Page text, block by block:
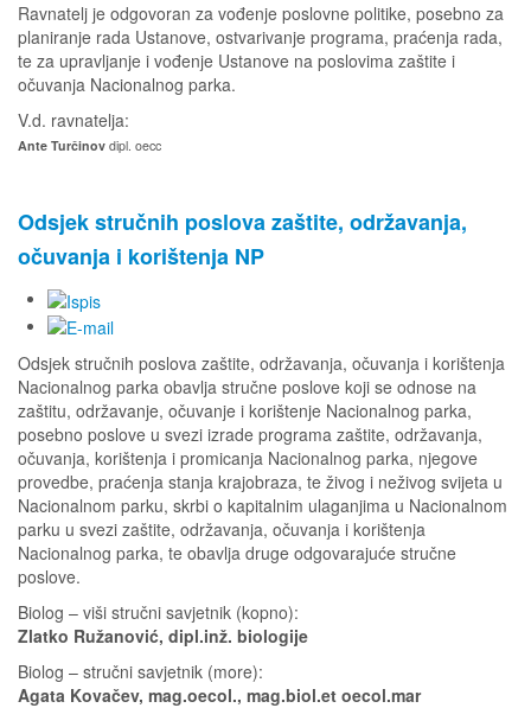
Ravnatelj je odgovoran za vođenje poslovne politike, posebno za
planiranje rada Ustanove, ostvarivanje programa, praćenja rada,
te za upravljanje i vođenje Ustanove na poslovima zaštite i
očuvanja Nacionalnog parka.
V.d. ravnatelja:
Ante Turčinov dipl. oecc
Odsjek stručnih poslova zaštite, održavanja,
očuvanja i korištenja NP
Odsjek stručnih poslova zaštite, održavanja, očuvanja i korištenja
Nacionalnog parka obavlja stručne poslove koji se odnose na
zaštitu, održavanje, očuvanje i korištenje Nacionalnog parka,
posebno poslove u svezi izrade programa zaštite, održavanja,
očuvanja, korištenja i promicanja Nacionalnog parka, njegove
provedbe, praćenja stanja krajobraza, te živog i neživog svijeta u
Nacionalnom parku, skrbi o kapitalnim ulaganjima u Nacionalnom
parku u svezi zaštite, održavanja, očuvanja i korištenja
Nacionalnog parka, te obavlja druge odgovarajuće stručne
poslove.
Biolog – viši stručni savjetnik (kopno):
Zlatko Ružanović, dipl.inž. biologije
Biolog – stručni savjetnik (more):
Agata Kovačev, mag.oecol., mag.biol.et oecol.mar